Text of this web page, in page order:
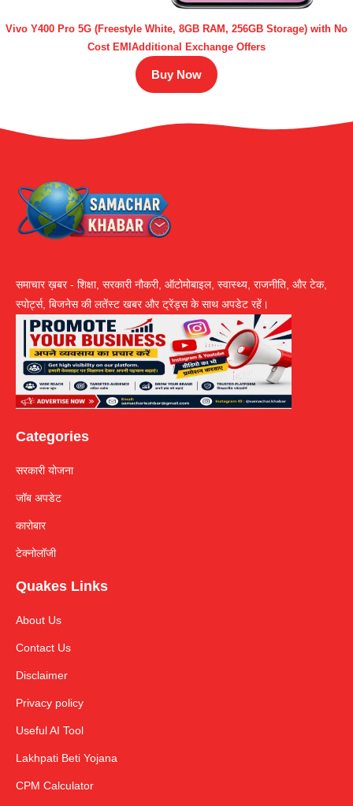
Vivo Y400 Pro 5G (Freestyle White, 8GB RAM, 256GB Storage) with No
Cost EMIAdditional Exchange Offers
Buy Now
समाचार ख़बर - शिक्षा, सरकारी नौकरी, ऑटोमोबाइल, स्वास्थ्य, राजनीति, और टेक,
स्पोर्ट्स, बिजनेस की लतेंस्ट खबर और ट्रेंड्स के साथ अपडेट रहें।
Categories
सरकारी योजना
जॉब अपडेट
कारोबार
टेक्नोलॉजी
Quakes Links
About Us
Contact Us
Disclaimer
Privacy policy
Useful AI Tool
Lakhpati Beti Yojana
CPM Calculator